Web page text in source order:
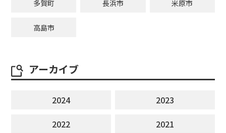
多賀町 長浜市 米原市
高島市
アーカイブ
2024
2023
2022
2021